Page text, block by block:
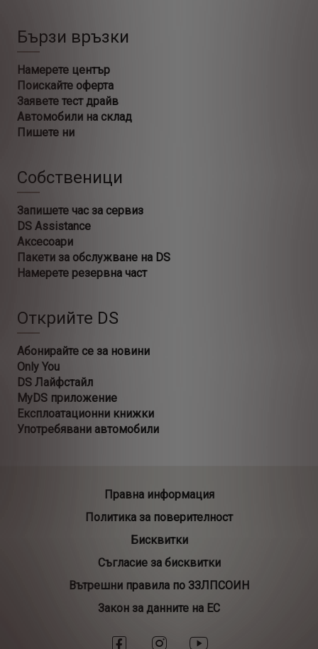
Бързи връзки
Намерете център
Поискайте оферта
Заявете тест драйв
Автомобили на склад
Пишете ни
Собственици
Запишете час за сервиз
DS Assistance
Аксесоари
Пакети за обслужване на DS
Намерете резервна част
Открийте DS
Абонирайте се за новини
Only You
DS Лайфстайл
MyDS приложение
Експлоатационни книжки
Употребявани автомобили
Правна информация
Политика за поверителност
Бисквитки
Съгласие за бисквитки
Вътрешни правила по ЗЗЛПСОИН
Закон за данните на ЕС